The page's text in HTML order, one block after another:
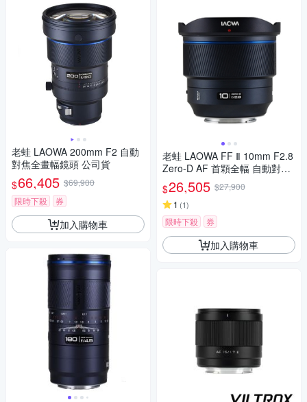
老蛙 LAOWA 200mm F2 自動
對焦全畫幅鏡頭 公司貨
$66,405 $69,900
限時下殺
券
加入購物車
老蛙 LAOWA FF Ⅱ 10mm F2.8
Zero-D AF 首顆全幅 自動對焦
超廣角鏡頭 公司貨
$26,505 $27,900
1 (1)
限時下殺 券
加入購物車